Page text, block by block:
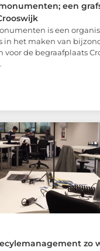
een
is een
in het maken van
de begraafplaats
zo